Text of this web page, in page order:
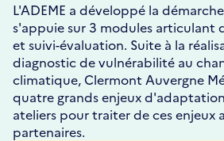
L'ADEME a développé la
s'appuie sur 3 modules articulant
et suivi-évaluation. Suite à la
diagnostic de vulnérabilité au
climatique, Clermont Auvergne
quatre grands enjeux
ateliers pour traiter de ces enjeux
partenaires.